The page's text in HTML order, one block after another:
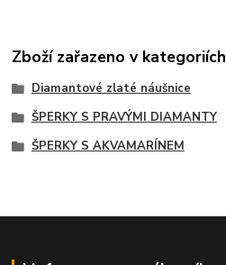
Zboží zařazeno v kategoriích
Diamantové zlaté náušnice
ŠPERKY S PRAVÝMI DIAMANTY
ŠPERKY S AKVAMARÍNEM